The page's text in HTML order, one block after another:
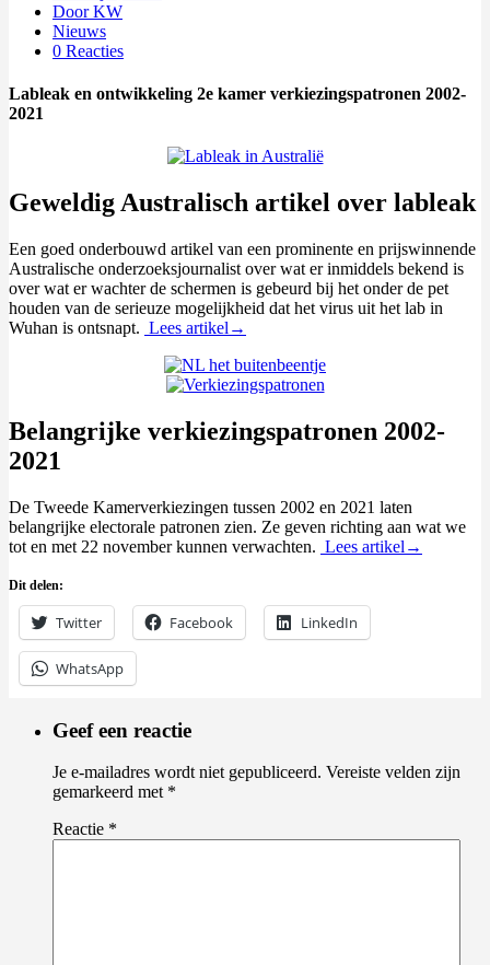
Door KW
Nieuws
0 Reacties
Lableak en ontwikkeling 2e kamer verkiezingspatronen 2002-
2021
Geweldig Australisch artikel over lableak
Een goed onderbouwd artikel van een prominente en prijswinnende
Australische onderzoeksjournalist over wat er inmiddels bekend is
over wat er wachter de schermen is gebeurd bij het onder de pet
houden van de serieuze mogelijkheid dat het virus uit het lab in
Wuhan is ontsnapt. Lees artikel→
Belangrijke verkiezingspatronen 2002-
2021
De Tweede Kamerverkiezingen tussen 2002 en 2021 laten
belangrijke electorale patronen zien. Ze geven richting aan wat we
tot en met 22 november kunnen verwachten. Lees artikel→
Dit delen:
Twitter Facebook LinkedIn
WhatsApp
Geef een reactie
Je e-mailadres wordt niet gepubliceerd. Vereiste velden zijn
gemarkeerd met *
Reactie *